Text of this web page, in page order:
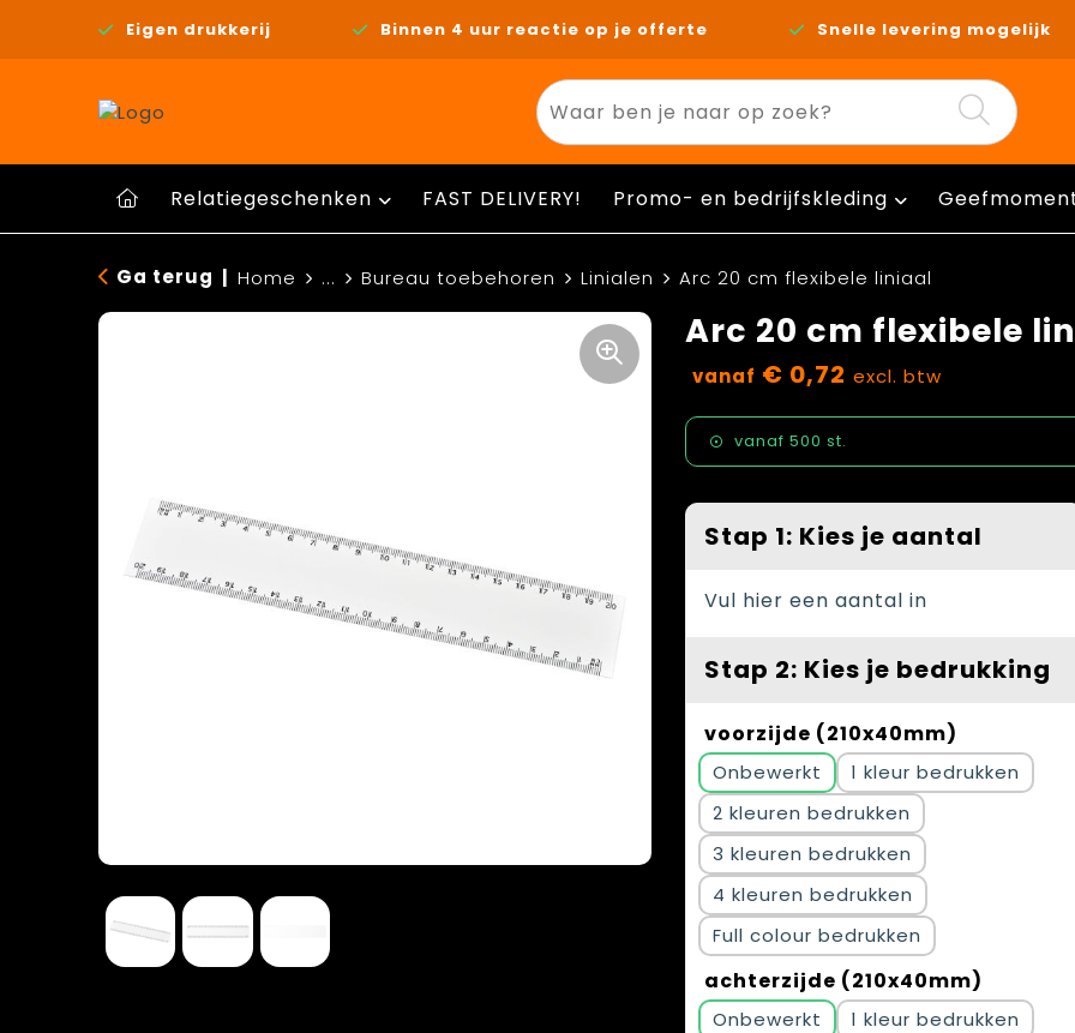
Eigen drukkerij Binnen 4 uur reactie op je offerte Snelle levering mogelijk
Relatiegeschenken FAST DELIVERY! Promo- en bedrijfskleding
Ga terug Home ... Bureau toebehoren Linialen Arc 20 cm flexibele liniaal
Arc 20 cm flexibele
vanaf € 0,72 excl. btw
vanaf 500 st.
Stap 1: Kies je aantal
Vul hier een aantal in
Stap 2: Kies je bedrukking
voorzijde (210x40mm)
Onbewerkt
1
2
3
4
Full colour
achterzijde (210x40mm)
Onbewerkt
1